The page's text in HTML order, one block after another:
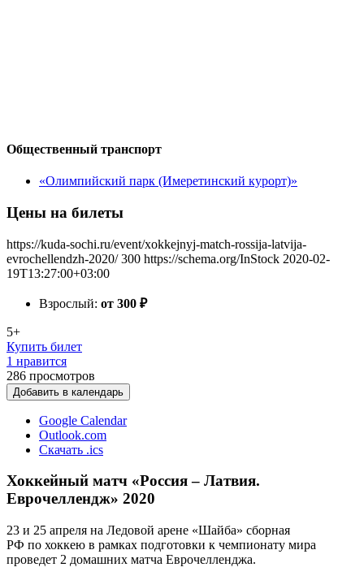
Общественный транспорт
«Олимпийский парк (Имеретинский курорт)»
Цены на билеты
https://kuda-sochi.ru/event/xokkejnyj-match-rossija-latvija-
evrochellendzh-2020/ 300 https://schema.org/InStock 2020-02-
19T13:27:00+03:00
Взрослый: от 300 ₽
5+
Купить билет
1 нравится
286 просмотров
Добавить в календарь
Google Calendar
Outlook.com
Скачать .ics
Хоккейный матч «Россия – Латвия.
Еврочеллендж» 2020
23 и 25 апреля на Ледовой арене «Шайба» сборная
РФ по хоккею в рамках подготовки к чемпионату мира
проведет 2 домашних матча Еврочелленджа.